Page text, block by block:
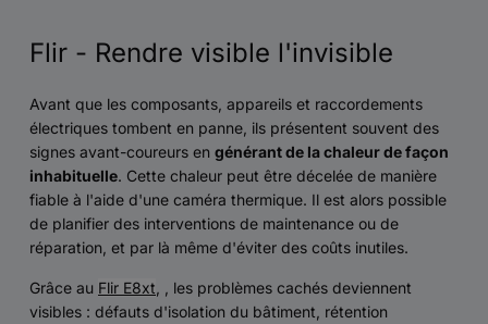
Flir - Rendre visible l'invisible
Avant que les composants, appareils et raccordements
électriques tombent en panne, ils présentent souvent des
signes avant-coureurs en générant de la chaleur de façon
inhabituelle. Cette chaleur peut être décelée de manière
fiable à l'aide d'une caméra thermique. Il est alors possible
de planifier des interventions de maintenance ou de
réparation, et par là même d'éviter des coûts inutiles.
Grâce au Flir E8xt , , les problèmes cachés deviennent
visibles : défauts d'isolation du bâtiment, rétention